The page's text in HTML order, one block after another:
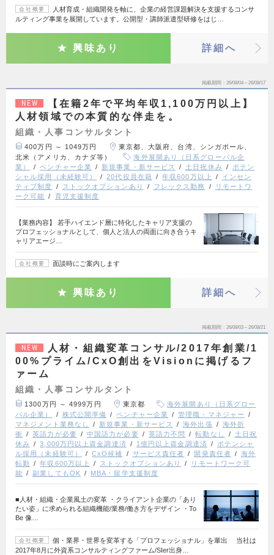
会社概要
人材育成・組織開発を軸に、企業の経営課題解決を支援するコンサ
ルティング事業を展開しています。公開型・講師派遣型研修をはじ…
興味あり 詳細へ
掲載期間 26/08/04～26/08/17
NEW
【在籍2年で平均年収1,100万円以上】
人材領域での本質的な伴走を。
組織・人事コンサルタント
400万円 ～ 1049万円
東京都、大阪府、台湾、シンガポール、
北米（アメリカ、カナダ等）
海外展開あり（日系グローバル企
業）
ベンチャー企業 新規事業・新サービス 土日祝休み
ポテン
シャル採用（未経験可）
20代役員在籍 年収600万以上
インセン
ティブ制度
ストックオプションあり フレックス勤務
リモートワ
ーク可能
育児支援制度
【業務内容】 若手ハイエンド層に特化したキャリア支援の
プロフェッショナルとして、個人と法人の両面に向き合うキ
ャリアエージ…
会社概要 面談時にご案内します
興味あり 詳細へ
掲載期間 26/08/03～26/08/21
NEW
人材・組織変革コンサル/2017年創業/1
00%プライム/CxO創出をVisionに掲げるフ
ァーム
組織・人事コンサルタント
1300万円 ～ 4999万円 東京都
海外展開あり（日系グロー
バル企業）
株式公開準備 ベンチャー企業
管理職・マネジャー
マネジメント業務なし
新規事業・新サービス 海外出張
海外折
衝
英語力が必要 中国語力が必要 英語力不問 転勤なし
土日祝
休み
3,000万円以上資金調達済 1億円以上資金調達済
ポテンシャ
ル採用（未経験可）
CxO候補 サービス責任者 開発責任者
海外
転勤
年収600万以上 ストックオプションあり
リモートワーク可
能
副業してもOK MBA・留学支援制度
■人材・組織・企業風土の変革 ・クライアント企業の「あり
たい姿」に求められる組織機能/業務/働き方をデザイン ・To
Be 像…
会社概要
個・業界・世界を変革する「プロフェッショナル」を輩出 当社は
2017年8月に外資系コンサルティングファーム/SIer出身…